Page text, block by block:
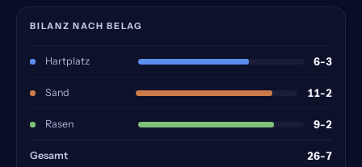
BILANZ NACH BELAG
Hartplatz 6-3
Sand 11-2
Rasen 9-2
Gesamt 26-7